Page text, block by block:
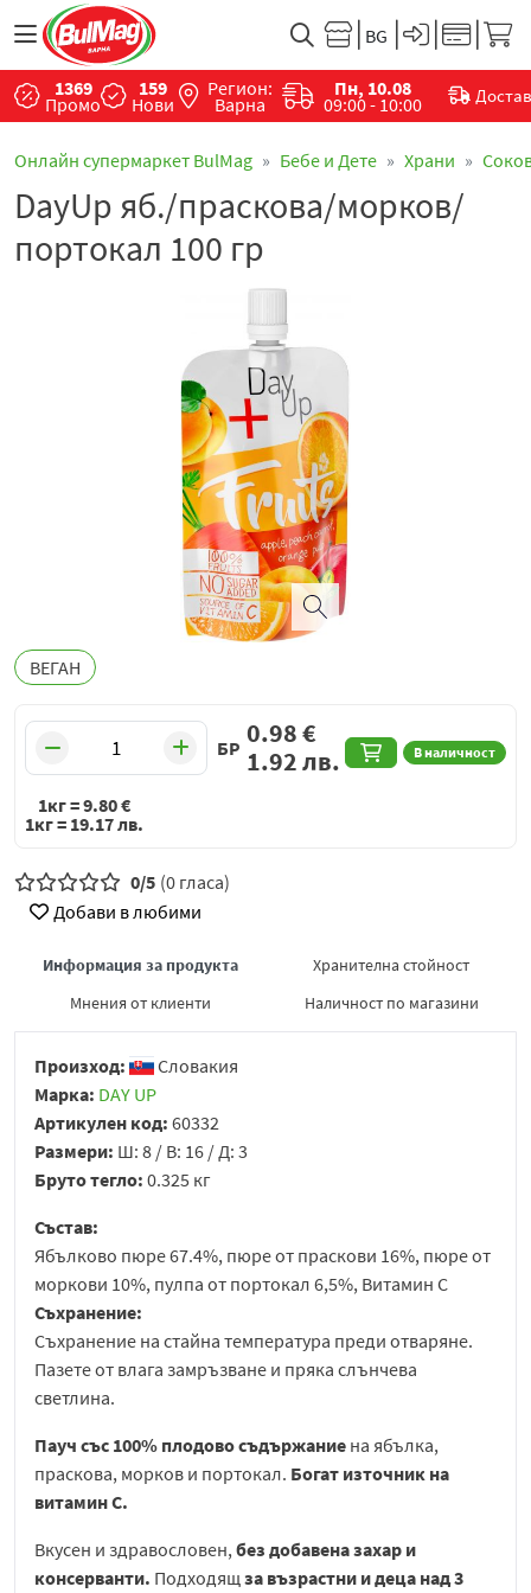
1369
Промо
159
Нови
Регион:
Варна
Пн, 10.08
09:00 - 10:00
Онлайн супермаркет BulMag Бебе и Дете Храни
DayUp яб./праскова/морков/
портокал 100 гр
ВЕГАН
БР В наличност
0.98€
1.92лв.
1кг =9.80€
1кг = 19.17лв.
0/5 (0 гласа)
Добави в любими
Информация за продукта
Хранителна стойност
Мнения от клиенти
Наличност по магазини
Произход:
Словакия
Марка: DAY UP
Артикулен код: 60332
Размери: Ш: 8 / В: 16 / Д: 3
Бруто тегло: 0.325 кг
Състав:
Ябълково пюре 67.4%, пюре от праскови 16%, пюре от
моркови 10%, пулпа от портокал 6,5%, Витамин C
Съхранение:
Съхранение на стайна температура преди отваряне.
Пазете от влага замръзване и пряка слънчева
светлина.
Пауч със 100% плодово съдържание на ябълка,
праскова, морков и портокал. Богат източник на
витамин С.
Вкусен и здравословен,без добавена захар и
консерванти. Подходящза възрастни и деца над 3